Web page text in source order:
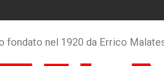
fondato nel 1920 da Errico